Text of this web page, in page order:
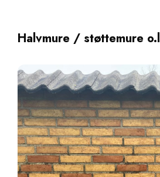
Halvmure / støttemure o.l